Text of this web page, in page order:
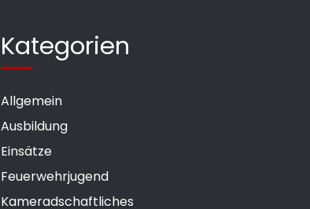
Kategorien
Allgemein
Ausbildung
Einsätze
Feuerwehrjugend
Kameradschaftliches